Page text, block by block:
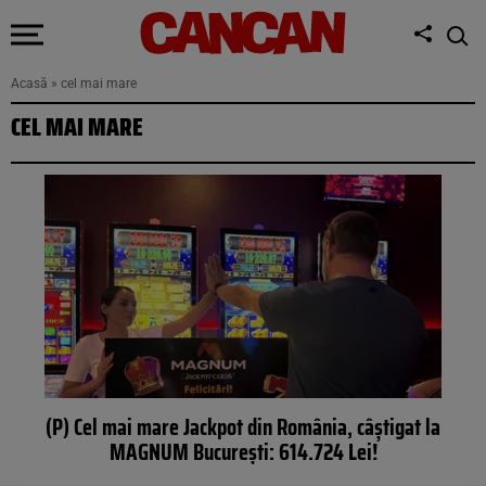
Acasă » cel mai mare
CEL MAI MARE
(P) Cel mai mare Jackpot din România, câștigat la
MAGNUM București: 614.724 Lei!